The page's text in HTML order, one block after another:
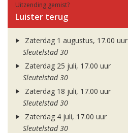
Uitzending gemist?
Luister terug
Zaterdag 1 augustus, 17.00 uur
Sleutelstad 30
Zaterdag 25 juli, 17.00 uur
Sleutelstad 30
Zaterdag 18 juli, 17.00 uur
Sleutelstad 30
Zaterdag 4 juli, 17.00 uur
Sleutelstad 30